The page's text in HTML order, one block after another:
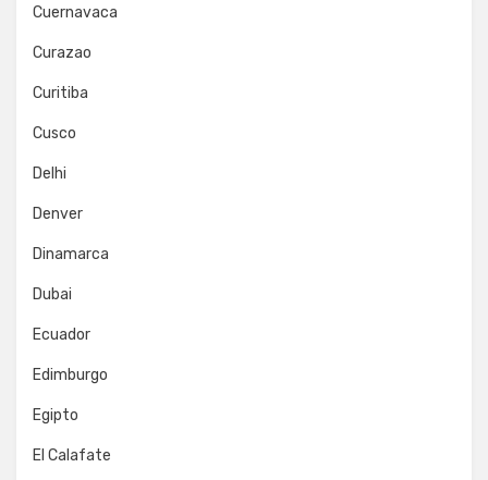
Cuernavaca
Curazao
Curitiba
Cusco
Delhi
Denver
Dinamarca
Dubai
Ecuador
Edimburgo
Egipto
El Calafate